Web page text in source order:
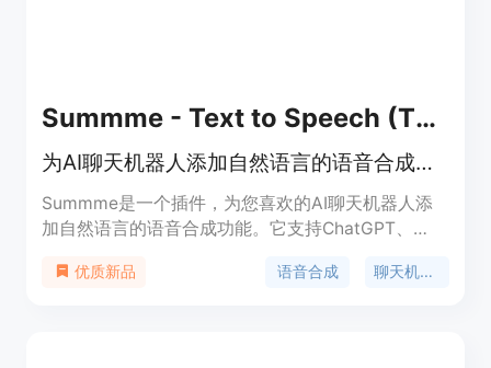
Summme - Text to Speech (TTS) for AI Chatbots
为AI聊天机器人添加自然语言的语音合成功能
Summme是一个插件，为您喜欢的AI聊天机器人添
加自然语言的语音合成功能。它支持ChatGPT、
台。您可以自动或手动将聊天机器人的回复转换为语
优质新品 语音合成 聊天机器人